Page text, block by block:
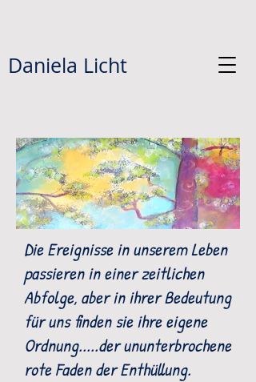
Daniela Licht
Die Ereignisse in unserem Leben
passieren in einer zeitlichen
Abfolge, aber in ihrer Bedeutung
für uns finden sie ihre eigene
Ordnung.....der ununterbrochene
rote Faden der Enthüllung.